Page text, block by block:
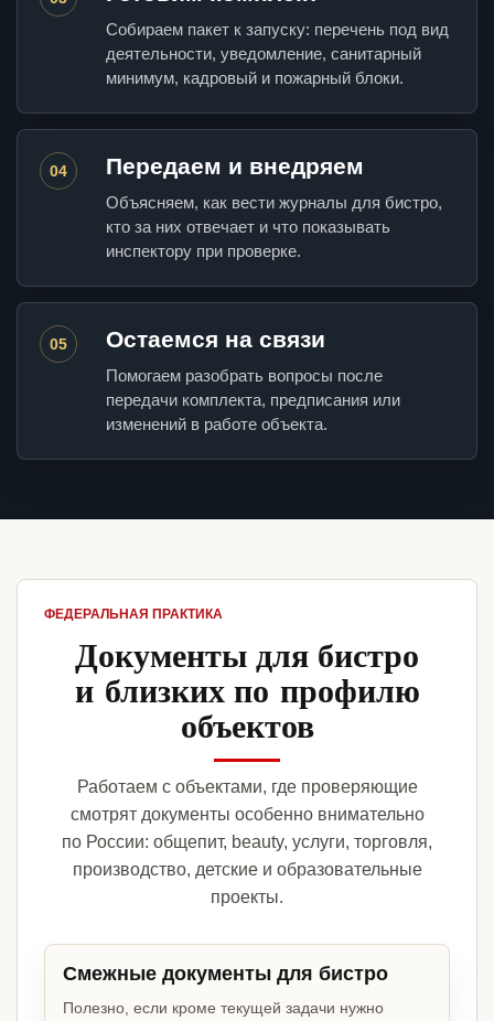
Собираем пакет к запуску: перечень под вид
деятельности, уведомление, санитарный
минимум, кадровый и пожарный блоки.
04 Передаем и внедряем
Объясняем, как вести журналы для бистро,
кто за них отвечает и что показывать
инспектору при проверке.
05 Остаемся на связи
Помогаем разобрать вопросы после
передачи комплекта, предписания или
изменений в работе объекта.
ФЕДЕРАЛЬНАЯ ПРАКТИКА
Документы для бистро
и близких по профилю
объектов
Работаем с объектами, где проверяющие
смотрят документы особенно внимательно
по России: общепит, beauty, услуги, торговля,
производство, детские и образовательные
проекты.
Смежные документы для бистро
Полезно, если кроме текущей задачи нужно